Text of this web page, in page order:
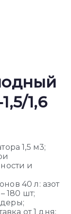
1,6
1,5 м3;
и
40 л: азот
180 шт;
от 1 дня;